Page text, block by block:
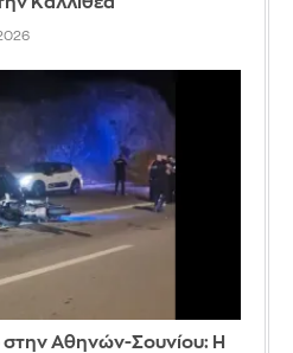
στην Αθηνών-Σουνίου: Η